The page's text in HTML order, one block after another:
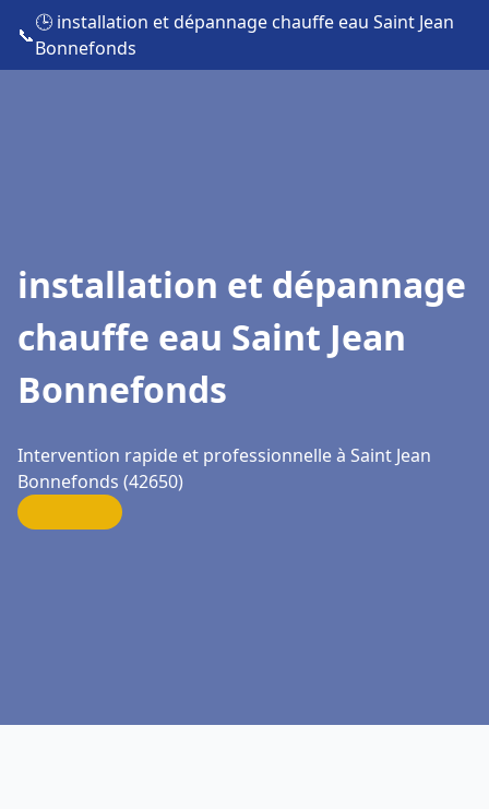
📞
🕒 installation et dépannage chauffe eau Saint Jean
Bonnefonds
installation et dépannage
chauffe eau Saint Jean
Bonnefonds
Intervention rapide et professionnelle à Saint Jean
Bonnefonds (42650)